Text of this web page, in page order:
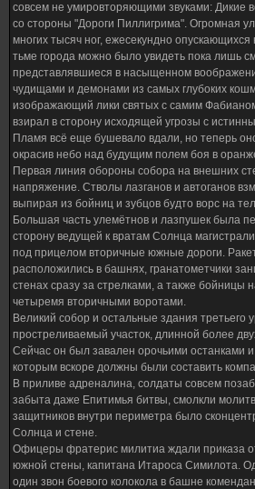
совсем не умировторяющими звуками: Дикие
со стороны "Дороги Пиллигрима". Огромная
многих тысяч ног, ежесекундно опускающихся
тьме города можно было увидеть пока лишь
представлявшиеся в насыщенном
чудищами и демонами из самых глубоких
изображающий лики святых с самим
взирал в сторону исходящей угрозы с
Пламя всё еще бушевало вдали, но теперь
окрасив небо над будущим полем боя в
Первая линия обороны собора на внешних
напряжение. Стволы лазганов и автоганов
выпирая из бойниц и зубцов будто ворс на
Большая часть улемётнов и лазпушек была
сторону ведущей к вратам Солнца
под прицелом вторичные южные дороги.
расположились в башнях, гранатометчики
стенах сразу за стрелками, а также бойницы
четыремя вторичными воротами.
Великий собор и остальные здания третьего
простреливаемый участок, длинной более
Сейчас он был завален орочьими останками
которым вскоре должны были составить
В приливе адреналина, солдаты совсем
забыта даже Епитимья битвы, смолкли
защитников внутри периметра было
Солнца и стене.
Офицеры фратерис милитиа ждали приказа
южной стены, капитана Итароса Симилота.
один звон боевого колокола в башне